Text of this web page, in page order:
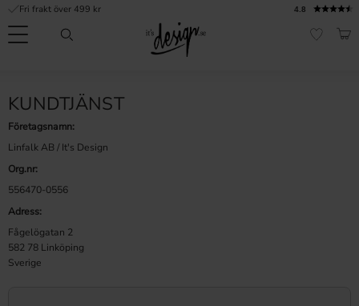
Meny
4.8
Fri frakt över 499 kr
KUNDTJÄNST
Företagsnamn:
Linfalk AB / It's Design
Org.nr:
556470-0556
Adress:
Fågelögatan 2
582 78 Linköping
Sverige